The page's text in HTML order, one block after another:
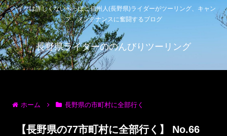
バイクは詳しくないへっぽこ信州人(長野県)ライダーがツーリング、キャン
プ、メンテナンスに奮闘するブログ
長野県ライダーののんびりツーリング
ホーム 長野県の市町村に全部行く
【長野県の77市町村に全部行く】 No.66